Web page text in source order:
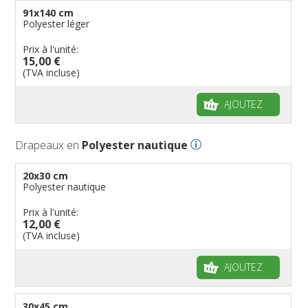
91x140 cm
Polyester léger
Prix à l'unité:
15,00 €
(TVA incluse)
AJOUTEZ
Drapeaux en Polyester nautique
20x30 cm
Polyester nautique
Prix à l'unité:
12,00 €
(TVA incluse)
AJOUTEZ